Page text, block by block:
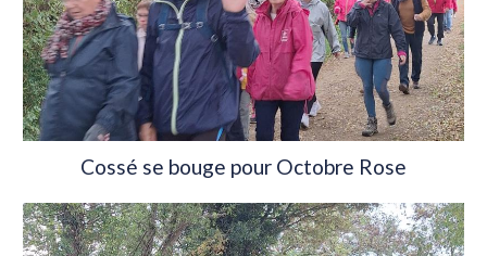
Cossé se bouge pour Octobre Rose